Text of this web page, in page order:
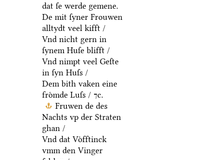
dat ſe werde gemene.
De mit ſyner Frouwen
alltydt veel kifft /
Vnd nicht gern in
ſynem Huſe blifft /
Vnd nimpt veel Geſte
in ſyn Huſs /
Dem bith vaken eine
froͤmde Luſs / ⁊c.
Fruwen de des
Nachts vp der Straten
ghan /
Vnd dat Voͤfftinck
vmm den Vinger